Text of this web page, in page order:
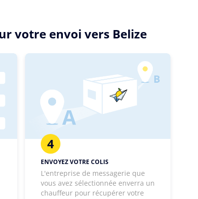
votre envoi vers Belize
4
ENVOYEZ VOTRE COLIS
L'entreprise de messagerie que
vous avez sélectionnée enverra un
chauffeur pour récupérer votre